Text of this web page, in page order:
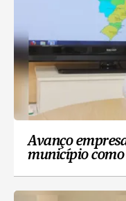
Avanço
município como